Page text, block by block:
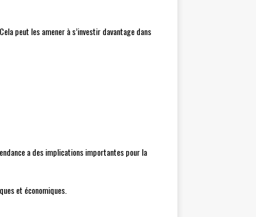
peut les amener à s’investir davantage dans
a des implications importantes pour la
et économiques.